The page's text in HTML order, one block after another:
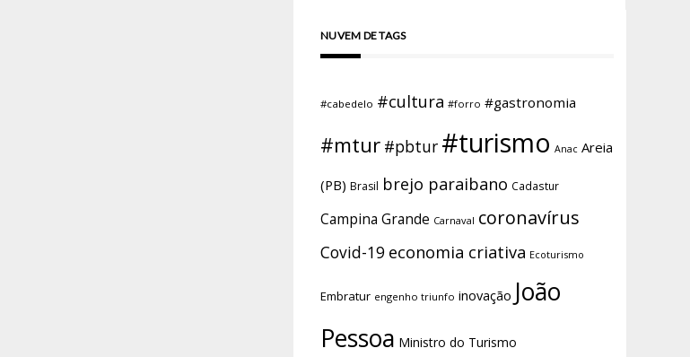
NUVEM DE TAGS
#cabedelo #cultura #forro #gastronomia
#mtur #pbtur #turismo Anac Areia
(PB) Brasil brejo paraibano Cadastur
Campina Grande Carnaval coronavírus
Covid-19 economia criativa Ecoturismo
Embratur engenho triunfo inovação João
Pessoa Ministro do Turismo